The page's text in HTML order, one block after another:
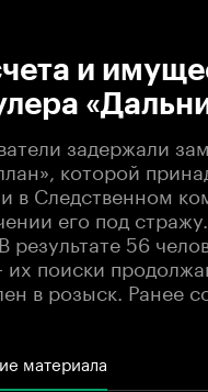
и
задержали
которой
в Следственном
его под
результате 56
их поиски
в розыск. Ранее
материала